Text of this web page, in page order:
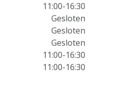
11:00-16:30
Gesloten
Gesloten
Gesloten
11:00-16:30
11:00-16:30